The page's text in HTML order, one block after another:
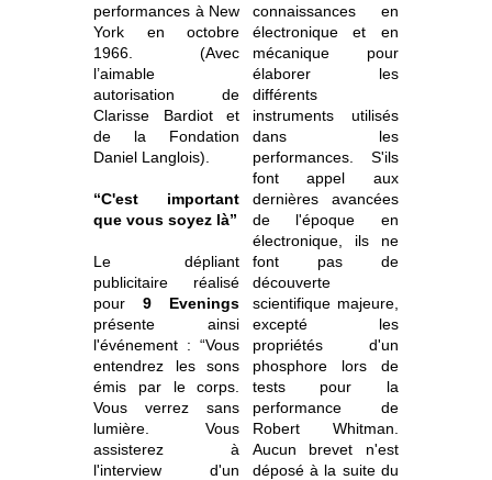
performances à New
York en octobre
1966. (Avec
l’aimable
autorisation de
Clarisse Bardiot et
de la Fondation
Daniel Langlois).
“C'est important
que vous soyez là”
Le dépliant
publicitaire réalisé
pour9 Evenings
présente ainsi
l'événement : “Vous
entendrez les sons
émis par le corps.
Vous verrez sans
lumière. Vous
assisterez à
l'interview d'un
connaissances en
électronique et en
mécanique pour
élaborer les
différents
instruments utilisés
dans les
performances. S'ils
font appel aux
dernières avancées
de l'époque en
électronique, ils ne
font pas de
découverte
scientifique majeure,
excepté les
propriétés d'un
phosphore lors de
tests pour la
performance de
Robert Whitman.
Aucun brevet n'est
déposé à la suite du